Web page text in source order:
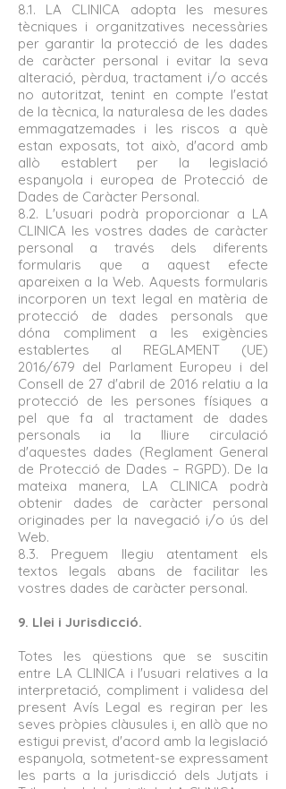
8.1. LA CLINICA adopta les mesures
tècniques i organitzatives necessàries
per garantir la protecció de les dades
de caràcter personal i evitar la seva
alteració, pèrdua, tractament i/o accés
no autoritzat, tenint en compte l'estat
de la tècnica, la naturalesa de les dades
emmagatzemades i les riscos a què
estan exposats, tot això, d'acord amb
allò establert per la legislació
espanyola i europea de Protecció de
Dades de Caràcter Personal.
8.2. L'usuari podrà proporcionar a LA
CLINICA les vostres dades de caràcter
personal a través dels diferents
formularis que a aquest efecte
apareixen a la Web. Aquests formularis
incorporen un text legal en matèria de
protecció de dades personals que
dóna compliment a les exigències
establertes al REGLAMENT (UE)
2016/679 del Parlament Europeu i del
Consell de 27 d'abril de 2016 relatiu a la
protecció de les persones físiques a
pel que fa al tractament de dades
personals ia la lliure circulació
d'aquestes dades (Reglament General
de Protecció de Dades – RGPD). De la
mateixa manera, LA CLINICA podrà
obtenir dades de caràcter personal
originades per la navegació i/o ús del
Web.
8.3. Preguem llegiu atentament els
textos legals abans de facilitar les
vostres dades de caràcter personal.
9. Llei i Jurisdicció.
Totes les qüestions que se suscitin
entre LA CLINICA i l'usuari relatives a la
interpretació, compliment i validesa del
present Avís Legal es regiran per les
seves pròpies clàusules i, en allò que no
estigui previst, d'acord amb la legislació
espanyola, sotmetent-se expressament
les parts a la jurisdicció dels Jutjats i